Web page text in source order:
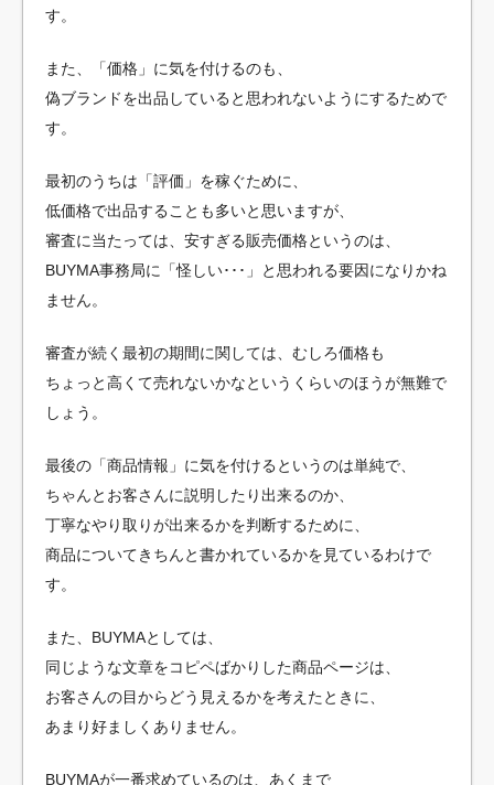
す。
また、「価格」に気を付けるのも、
偽ブランドを出品していると思われないようにするためで
す。
最初のうちは「評価」を稼ぐために、
低価格で出品することも多いと思いますが、
審査に当たっては、安すぎる販売価格というのは、
BUYMA事務局に「怪しい･･･」と思われる要因になりかね
ません。
審査が続く最初の期間に関しては、むしろ価格も
ちょっと高くて売れないかなというくらいのほうが無難で
しょう。
最後の「商品情報」に気を付けるというのは単純で、
ちゃんとお客さんに説明したり出来るのか、
丁寧なやり取りが出来るかを判断するために、
商品についてきちんと書かれているかを見ているわけで
す。
また、BUYMAとしては、
同じような文章をコピペばかりした商品ページは、
お客さんの目からどう見えるかを考えたときに、
あまり好ましくありません。
BUYMAが一番求めているのは、あくまで